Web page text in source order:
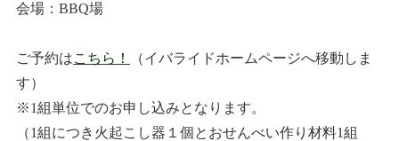
会場：BBQ場
ご予約はこちら！
（イバライドホームページへ移動しま
す）
※1組単位でのお申し込みとなります。
（1組につき火起こし器１個とおせんべい作り材料1組